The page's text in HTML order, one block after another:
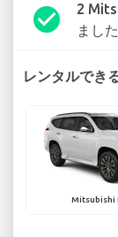
check_circle
2
ました
レンタルでき
Mitsubishi